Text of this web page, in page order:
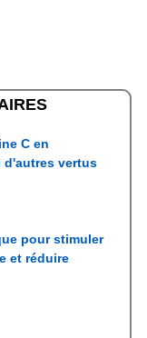
C en
d'autres vertus
pour stimuler
et réduire